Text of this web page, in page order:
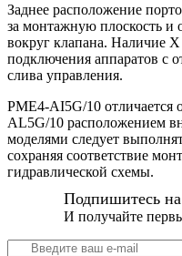
Заднее расположение
за монтажную плоскость и
вокруг клапана. Наличие
подключения аппаратов с
слива управления.
PME4-AI5G/10 отличается
AL5G/10 расположением
моделями следует
сохраняя соответствие
гидравлической схемы.
Подпишитесь
И получайте